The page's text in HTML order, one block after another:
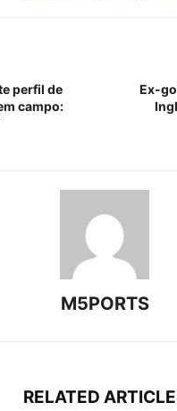
perfil de
campo:
Ex-
M5PORTS
RELATED